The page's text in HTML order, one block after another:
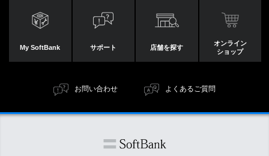
My SoftBank サポート 店舗を探す
オンライン
ショップ
お問い合わせ よくあるご質問